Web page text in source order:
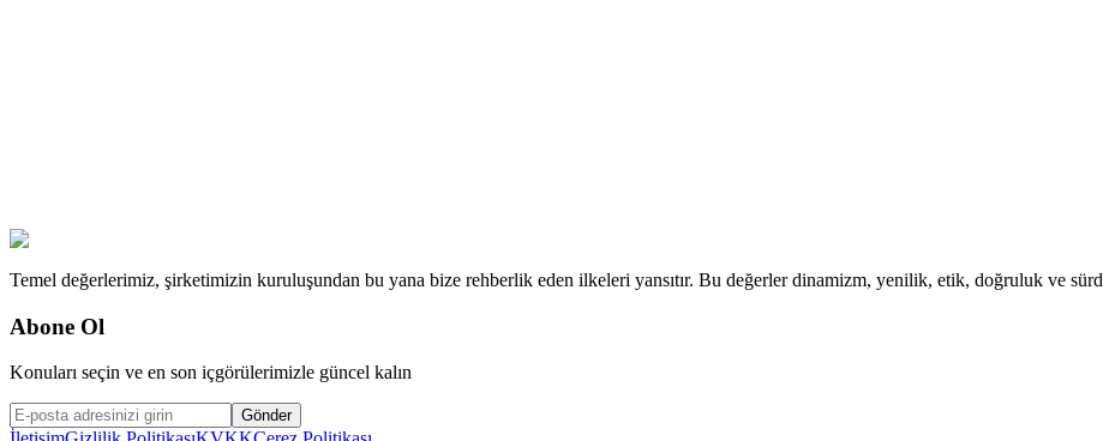
Temel değerlerimiz, şirketimizin kuruluşundan bu yana bize rehberlik eden ilkeleri yansıtır. Bu değerler dinamizm, yenilik, etik, doğruluk ve
Abone Ol
Konuları seçin ve en son içgörülerimizle güncel kalın
Gönder